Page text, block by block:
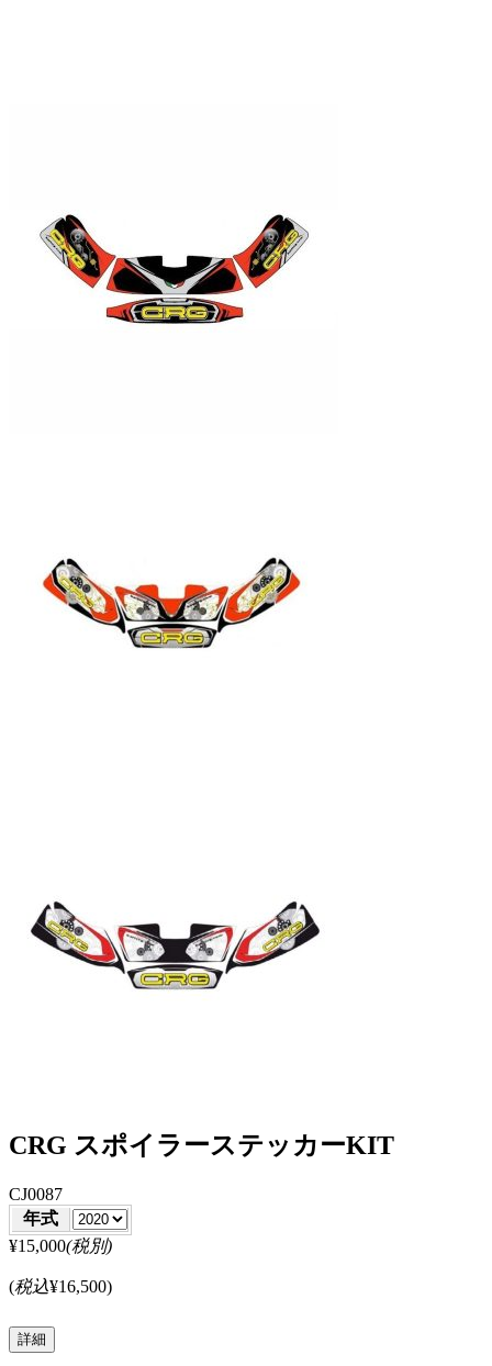
CRG スポイラーステッカーKIT
CJ0087
年式
¥15,000(税別)
(税込¥16,500)
詳細